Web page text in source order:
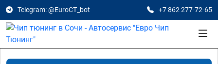
Telegram: @EuroCT_bot +7 862 277-72-65